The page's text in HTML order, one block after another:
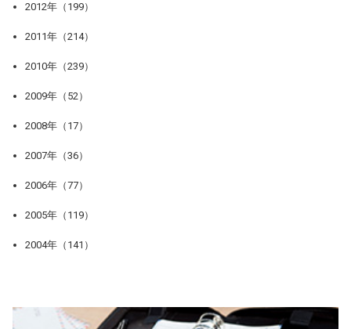
2012年（199）
2011年（214）
2010年（239）
2009年（52）
2008年（17）
2007年（36）
2006年（77）
2005年（119）
2004年（141）